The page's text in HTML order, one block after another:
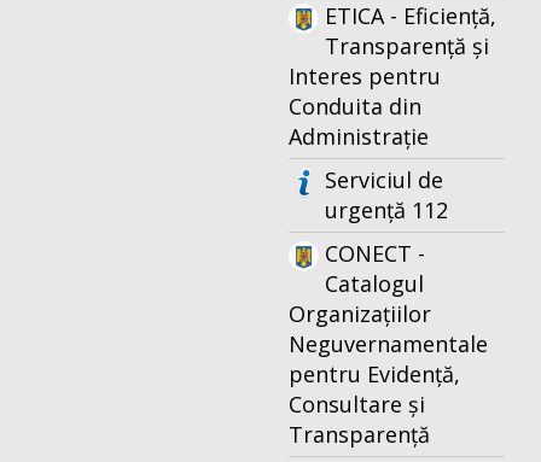
ETICA - Eficiență,
Transparență și
Interes pentru
Conduita din
Administrație
Serviciul de
urgență 112
CONECT -
Catalogul
Organizațiilor
Neguvernamentale
pentru Evidență,
Consultare și
Transparență